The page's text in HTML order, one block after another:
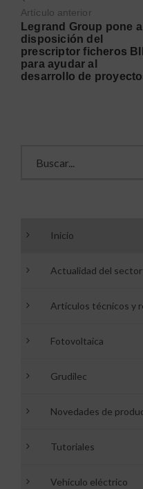
Artículo anterior
Legrand Group pone a
disposición del
prescriptor ficheros
para ayudar al
desarrollo de
Inicio
Actualidad del sector
Artículos técnicos y
Fotovoltaica
Grudilec
Novedades de
Tutoriales
Vehículo eléctrico